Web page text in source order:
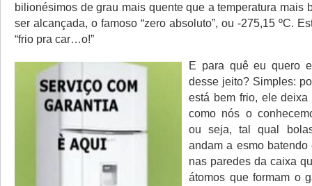
bilionésimos de grau mais quente que a temperatura mais
ser alcançada, o famoso “zero absoluto”, ou -275,15 ºC.
“frio pra car…o!”
E para quê eu quero
desse jeito? Simples:
está bem frio, ele deixa
como nós o
ou seja, tal qual
andam a esmo
nas paredes da caixa
átomos que formam o